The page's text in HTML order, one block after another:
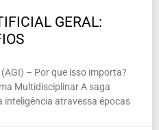
GERAL:
– Por que isso importa?
Multidisciplinar A saga
inteligência atravessa épocas